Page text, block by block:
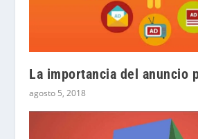
La importancia del anuncio
agosto 5, 2018